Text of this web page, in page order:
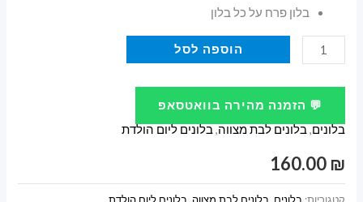
בלון פרח על כל בלון
כמות
של
בלונים
מצווש
ספרות
הוספה לסל
💬 הזמנה מהירה בוואטסאפ
בלונים,בלונים לבת מצווה,בלונים ליום הולדת
160.00 ₪
קטגוריות: בלונים, בלונים לבת מצווה, בלונים ליום הולדת